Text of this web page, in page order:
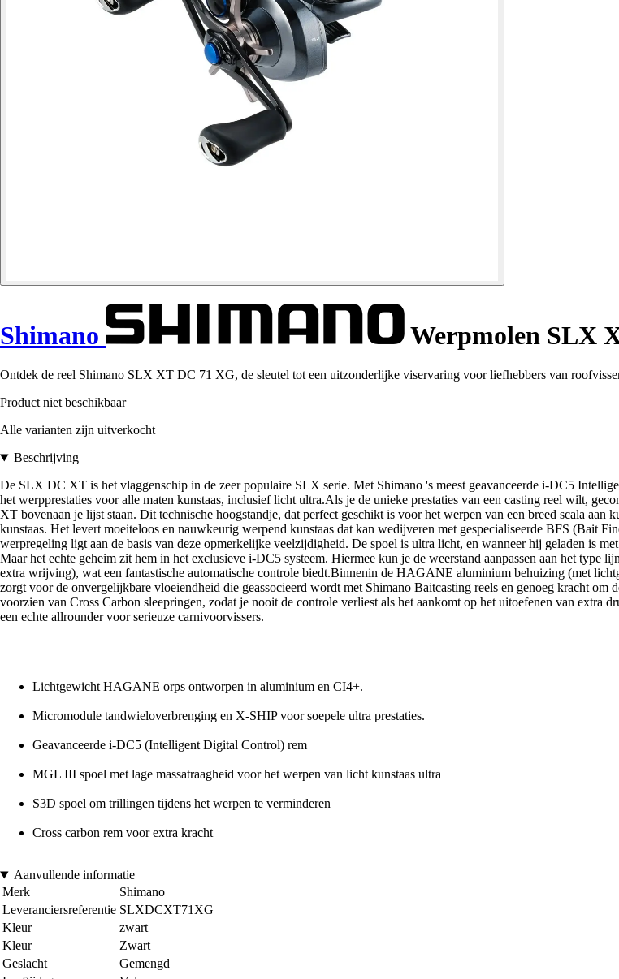
Shimano Werpmolen SLX
Ontdek de reel Shimano SLX XT DC 71 XG, de sleutel tot een uitzonderlijke viservaring voor liefhebbers van
Product niet beschikbaar
Alle varianten zijn uitverkocht
Beschrijving
De SLX DC XT is het vlaggenschip in de zeer populaire SLX serie. Met Shimano 's meest geavanceerde i-DC5
het werpprestaties voor alle maten kunstaas, inclusief licht ultra.Als je de unieke prestaties van een casting reel wilt,
XT bovenaan je lijst staan. Dit technische hoogstandje, dat perfect geschikt is voor het werpen van een breed scala
kunstaas. Het levert moeiteloos en nauwkeurig werpend kunstaas dat kan wedijveren met gespecialiseerde BFS (Bait
werpregeling ligt aan de basis van deze opmerkelijke veelzijdigheid. De spoel is ultra licht, en wanneer hij geladen is
Maar het echte geheim zit hem in het exclusieve i-DC5 systeem. Hiermee kun je de weerstand aanpassen aan het type
extra wrijving), wat een fantastische automatische controle biedt.Binnenin de HAGANE aluminium behuizing (met
zorgt voor de onvergelijkbare vloeiendheid die geassocieerd wordt met Shimano Baitcasting reels en genoeg kracht om
voorzien van Cross Carbon sleepringen, zodat je nooit de controle verliest als het aankomt op het uitoefenen van
een echte allrounder voor serieuze carnivoorvissers.
Lichtgewicht HAGANE orps ontworpen in aluminium en CI4+.
Micromodule tandwieloverbrenging en X-SHIP voor soepele ultra prestaties.
Geavanceerde i-DC5 (Intelligent Digital Control) rem
MGL III spoel met lage massatraagheid voor het werpen van licht kunstaas ultra
S3D spoel om trillingen tijdens het werpen te verminderen
Cross carbon rem voor extra kracht
Aanvullende informatie
Merk
Shimano
Leveranciersreferentie SLXDCXT71XG
Kleur
zwart
Kleur
Zwart
Geslacht
Gemengd